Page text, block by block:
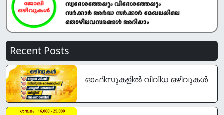
Recent Posts
ഓഫിസുകളിൽ വിവിധ ഒഴിവുകൾ